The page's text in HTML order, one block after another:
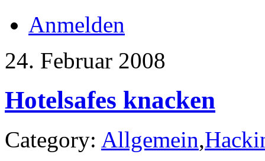
Anmelden
24. Februar 2008
Hotelsafes knacken
Category: Allgemein,